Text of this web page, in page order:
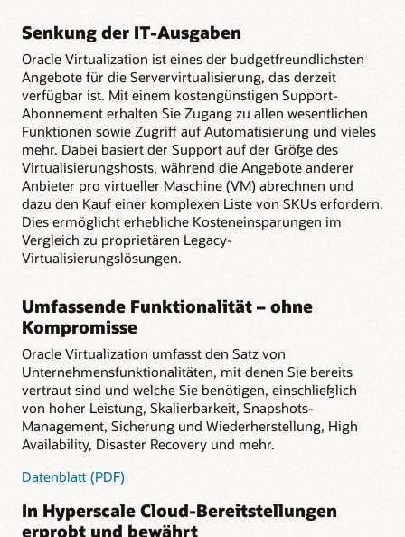
Senkung der IT-Ausgaben
Oracle Virtualization ist eines der budgetfreundlichsten
Angebote für die Servervirtualisierung, das derzeit
verfügbar ist. Mit einem kostengünstigen Support-
Abonnement erhalten Sie Zugang zu allen wesentlichen
Funktionen sowie Zugriff auf Automatisierung und vieles
mehr. Dabei basiert der Support auf der Größe des
Virtualisierungshosts, während die Angebote anderer
Anbieter pro virtueller Maschine (VM) abrechnen und
dazu den Kauf einer komplexen Liste von SKUs erfordern.
Dies ermöglicht erhebliche Kosteneinsparungen im
Vergleich zu proprietären Legacy-
Virtualisierungslösungen.
Umfassende Funktionalität – ohne
Kompromisse
Oracle Virtualization umfasst den Satz von
Unternehmensfunktionalitäten, mit denen Sie bereits
vertraut sind und welche Sie benötigen, einschließlich
von hoher Leistung, Skalierbarkeit, Snapshots-
Management, Sicherung und Wiederherstellung, High
Availability, Disaster Recovery und mehr.
Datenblatt (PDF)zur
Funktionalität
lesen
In Hyperscale Cloud-Bereitstellungen
erprobt und bewährt